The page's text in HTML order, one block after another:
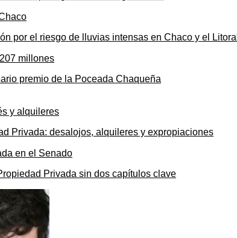
por el riesgo de lluvias intensas en Chaco y el Litoral
premio de la Poceada Chaqueña
Privada: desalojos, alquileres y expropiaciones
Privada sin dos capítulos clave